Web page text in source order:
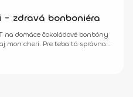
- zdravá bonboniéra
na domáce čokoládové bonbóny
mon cheri. Pre teba tá správna